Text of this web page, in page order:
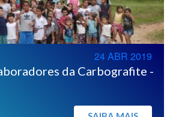
da Carbografite -
24 ABR 2019